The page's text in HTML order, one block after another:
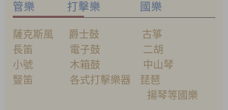
管樂 打擊樂 國樂
薩克斯風 爵士鼓 古箏
長笛 電子鼓 二胡
小號 木箱鼓 中山琴
豎笛 各式打擊樂器 琵琶
揚琴等國樂